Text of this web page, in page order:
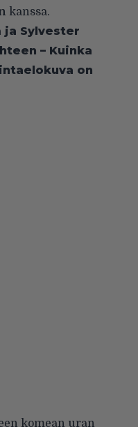
kanssa.
ja Sylvester
– Kuinka
on
komean uran